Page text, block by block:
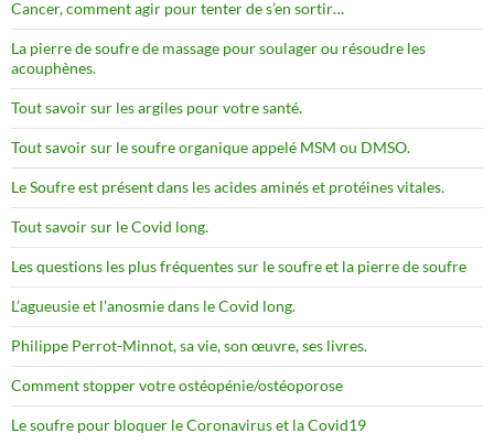
Cancer, comment agir pour tenter de s’en sortir…
La pierre de soufre de massage pour soulager ou résoudre les
acouphènes.
Tout savoir sur les argiles pour votre santé.
Tout savoir sur le soufre organique appelé MSM ou DMSO.
Le Soufre est présent dans les acides aminés et protéines vitales.
Tout savoir sur le Covid long.
Les questions les plus fréquentes sur le soufre et la pierre de soufre
L’agueusie et l’anosmie dans le Covid long.
Philippe Perrot-Minnot, sa vie, son œuvre, ses livres.
Comment stopper votre ostéopénie/ostéoporose
Le soufre pour bloquer le Coronavirus et la Covid19